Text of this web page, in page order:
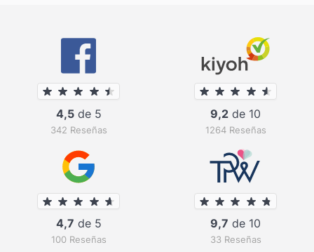
4,5de 5
342 Reseñas
9,2 de 10
1264 Reseñas
4,7 de 5
100 Reseñas
9,7 de 10
33 Reseñas